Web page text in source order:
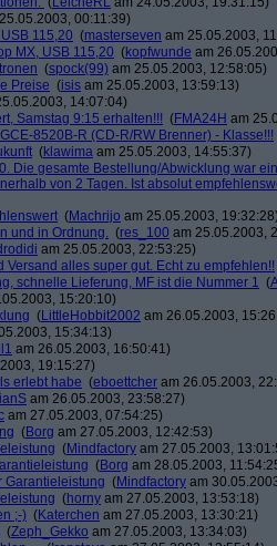
00:11:39)
115,20 (masterseven am 25.05.2003,
MX, USB 115,20 (kopfwunde am
(spock(99) am 25.05.2003, 12:58:05)
Preise (isis am 25.05.2003, 13:59:13)
14:07:04)
Samstag 9:15 erhalten!!! (FMA24H am
8520B-R (CD-R/RW Brenner) - Klasse!!!
(klawima am 25.05.2003, 14:55:37)
Die gesamte Bestellung/Abwicklung war
von 2 Tagen. Ist absolut
(Machrijo am 25.05.2003,
und in Ordnung. (res_100 am 25.05.2003,
am 25.05.2003, 22:53:25)
alles super gut. Echt zu empfehlen!!
schnelle Lieferung, MF ist die Nummer 1 (
15:20:10)
(LittleHobbit2002 am 26.05.2003,
15:34:13)
am 26.05.2003, 16:50:41)
19:15:27)
erlebt habe (eboettcher am 26.05.2003,
am 26.05.2003, 23:58:27)
am 27.05.2003, 07:54:25)
(Borg am 27.05.2003, 12:42:53)
(Mindfactory am 27.05.2003,
(Borg am 28.05.2003,
Garantieleistung (Mindfactory am
(horny am 27.05.2003, 13:53:18)
;-) (Katerchen am 27.05.2003, 13:30:21)
(Zeph_Gekko am 27.05.2003, 13:34:03)